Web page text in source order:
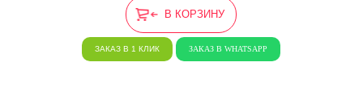
В КОРЗИНУ
ЗАКАЗ В 1 КЛИК ЗАКАЗ В WHATSAPP